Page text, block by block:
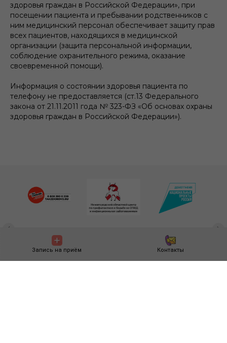
здоровья граждан в Российской Федерации», при
посещении пациента и пребывании родственников с
ним медицинский персонал обеспечивает защиту прав
всех пациентов, находящихся в медицинской
организации (защита персональной информации,
соблюдение охранительного режима, оказание
своевременной помощи).
Информация о состоянии здоровья пациента по
телефону не предоставляется (ст.13 Федерального
закона от 21.11.2011 года № 323-ФЗ «Об основах охраны
здоровья граждан в Российской Федерации»).
Запись на приём Контакты